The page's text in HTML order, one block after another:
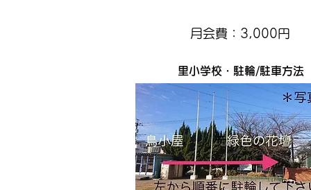
月会費：3,000円
​里小学校・駐輪/駐車方法